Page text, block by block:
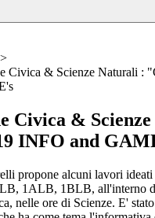
>
Civica & Scienze Naturali :
Civica &
INFO and
propone alcuni lavori ideati
1ALB, 1BLB, all'interno
nelle ore di Scienze. E'